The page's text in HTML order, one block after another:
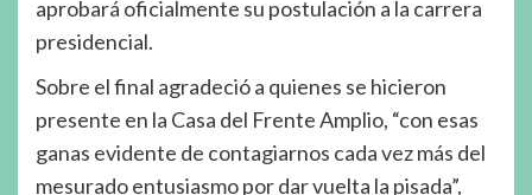
aprobará oficialmente su postulación a la carrera
presidencial.
Sobre el final agradeció a quienes se hicieron
presente en la Casa del Frente Amplio, “con esas
ganas evidente de contagiarnos cada vez más del
mesurado entusiasmo por dar vuelta la pisada”,